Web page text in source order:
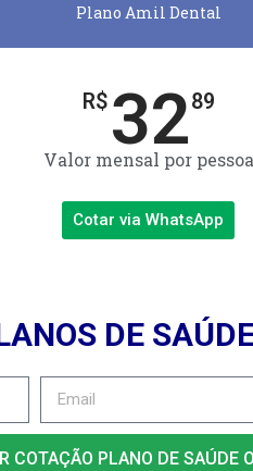
Plano Amil Dental
R$ 3289
Valor mensal por pessoa
Cotar via WhatsApp
DE
COTAÇÃO PLANO DE SAÚDE